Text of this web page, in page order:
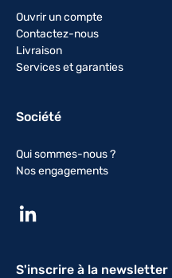
Ouvrir un compte
Contactez-nous
Livraison
Services et garanties
Société
Qui sommes-nous ?
Nos engagements
S'inscrire à la newsletter